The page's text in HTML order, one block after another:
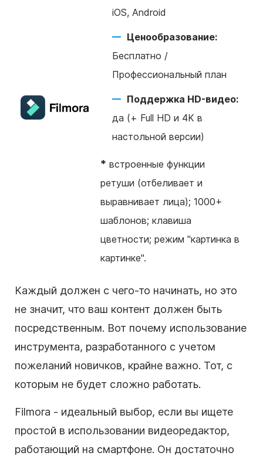
iOS, Android
Ценообразование:
Бесплатно /
Профессиональный план
Поддержка HD-видео:
да (+ Full HD и 4K в
настольной версии)
* встроенные функции
ретуши (отбеливает и
выравнивает лица); 1000+
шаблонов; клавиша
цветности; режим "картинка в
картинке".
Каждый должен с чего-то начинать, но это
не значит, что ваш контент должен быть
посредственным. Вот почему использование
инструмента, разработанного с учетом
пожеланий новичков, крайне важно. Тот, с
которым не будет сложно работать.
Filmora - идеальный выбор, если вы ищете
простой в использовании видеоредактор,
работающий на смартфоне. Он достаточно